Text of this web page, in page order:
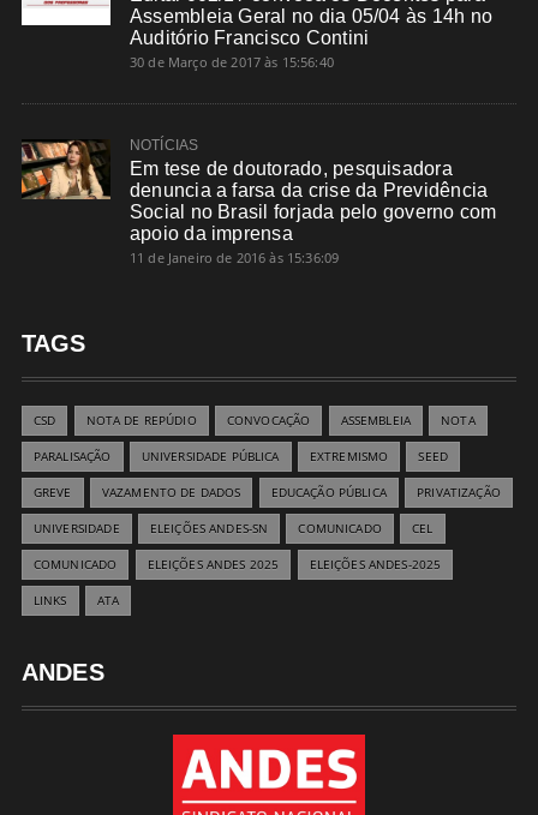
Assembleia Geral no dia 05/04 às 14h no
Auditório Francisco Contini
30 de Março de 2017 às 15:56:40
NOTÍCIAS
Em tese de doutorado, pesquisadora
denuncia a farsa da crise da Previdência
Social no Brasil forjada pelo governo com
apoio da imprensa
11 de Janeiro de 2016 às 15:36:09
TAGS
CSD NOTA DE REPÚDIO CONVOCAÇÃO ASSEMBLEIA NOTA
PARALISAÇÃO UNIVERSIDADE PÚBLICA EXTREMISMO SEED
GREVE VAZAMENTO DE DADOS EDUCAÇÃO PÚBLICA PRIVATIZAÇÃO
UNIVERSIDADE ELEIÇÕES ANDES-SN COMUNICADO CEL
COMUNICADO ELEIÇÕES ANDES 2025 ELEIÇÕES ANDES-2025
LINKS ATA
ANDES